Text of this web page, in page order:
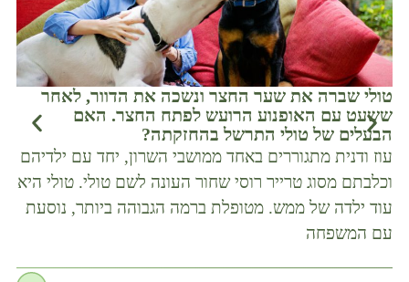
טולי שברה את שער החצר ונשכה את הדוור, לאחר
ששעט עם האופנוע הרועש לפתח החצר. האם
הבעלים של טולי התרשל בהחזקתה?
עוז ודנית מתגוררים באחד ממושבי השרון, יחד עם ילדיהם
וכלבתם מסוג טרייר רוסי שחור העונה לשם טולי. טולי היא
עוד ילדה של ממש. מטופלת ברמה הגבוהה ביותר, נוסעת
עם המשפחה